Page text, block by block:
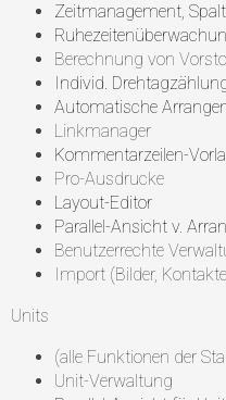
Zeitmanagement,
Berechnung von
Individ.
Automatische
Linkmanager
Kommentarzeilen-
Pro-Ausdrucke
Layout-Editor
Parallel-Ansicht v.
Benutzerrechte
Import (Bilder,
Units
(alle Funktionen der
Unit-Verwaltung